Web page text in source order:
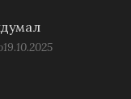
19.10.2025